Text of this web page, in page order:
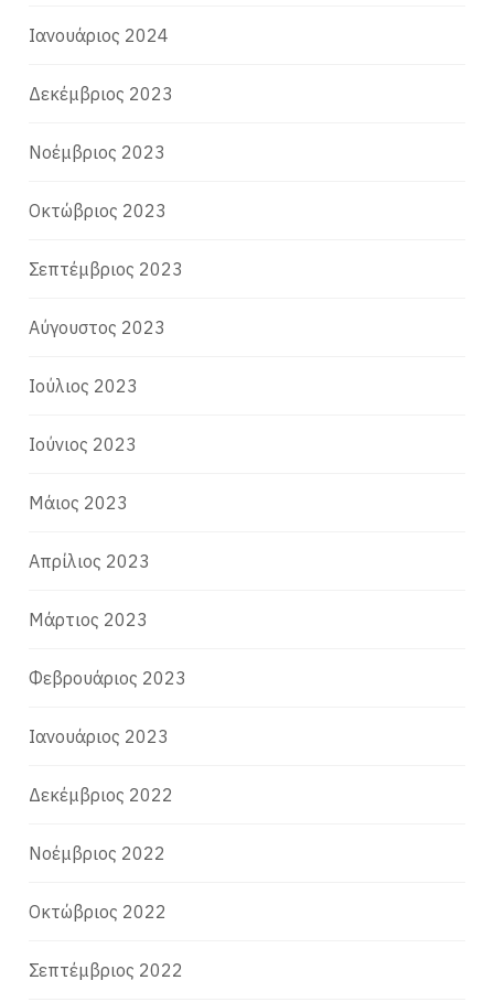
Ιανουάριος 2024
Δεκέμβριος 2023
Νοέμβριος 2023
Οκτώβριος 2023
Σεπτέμβριος 2023
Αύγουστος 2023
Ιούλιος 2023
Ιούνιος 2023
Μάιος 2023
Απρίλιος 2023
Μάρτιος 2023
Φεβρουάριος 2023
Ιανουάριος 2023
Δεκέμβριος 2022
Νοέμβριος 2022
Οκτώβριος 2022
Σεπτέμβριος 2022